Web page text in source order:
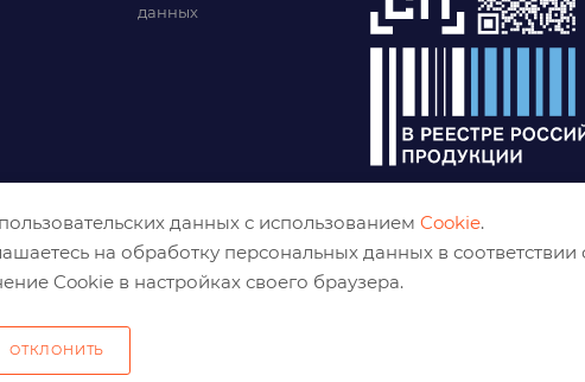
данных
данных с использованием Cookie.
на обработку персональных данных в соответствии
Cookie в настройках своего браузера.
ОТКЛОНИТЬ